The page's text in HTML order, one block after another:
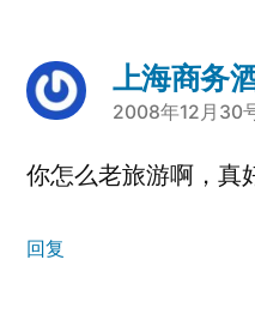
上海商务
说：
2008年12月30
你怎么老旅游啊，真
回复